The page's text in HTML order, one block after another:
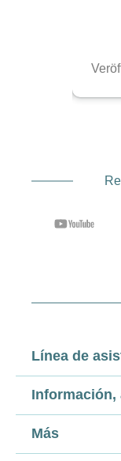
Línea de
Información,
Más